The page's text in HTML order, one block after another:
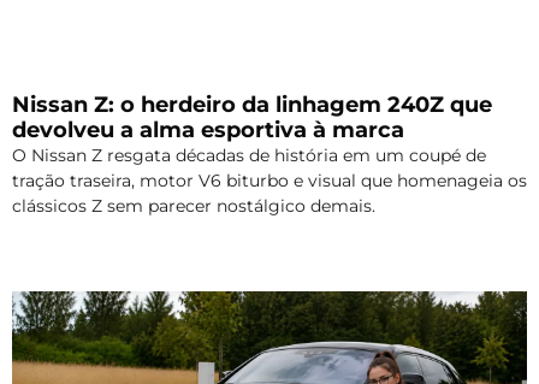
Nissan Z: o herdeiro da linhagem 240Z que
devolveu a alma esportiva à marca
O Nissan Z resgata décadas de história em um coupé de
tração traseira, motor V6 biturbo e visual que homenageia os
clássicos Z sem parecer nostálgico demais.